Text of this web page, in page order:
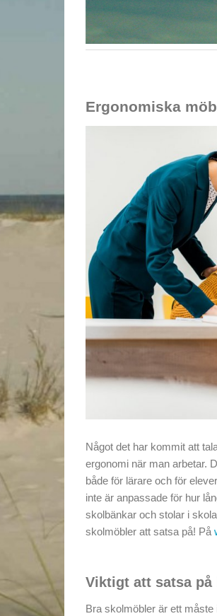
Ergonomiska
Något det har kommit att
ergonomi när man arbetar.
både för lärare och för
inte är anpassade för hur
skolbänkar och stolar i
skolmöbler att satsa på! På
Viktigt att satsa
Bra skolmöbler är ett